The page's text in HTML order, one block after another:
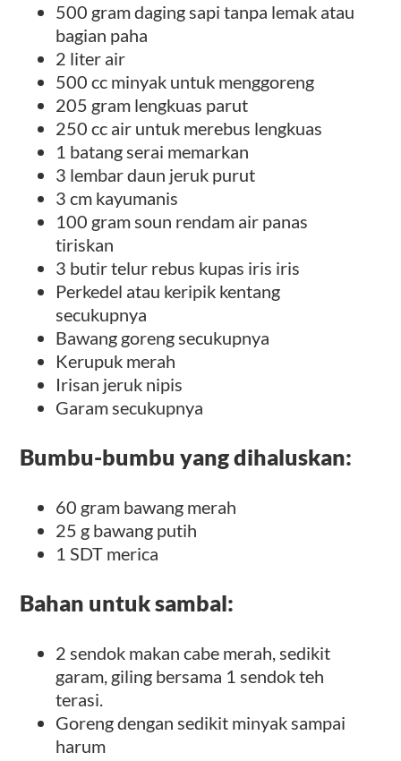
500 gram daging sapi tanpa lemak atau
bagian paha
2 liter air
500 cc minyak untuk menggoreng
205 gram lengkuas parut
250 cc air untuk merebus lengkuas
1 batang serai memarkan
3 lembar daun jeruk purut
3 cm kayumanis
100 gram soun rendam air panas
tiriskan
3 butir telur rebus kupas iris iris
Perkedel atau keripik kentang
secukupnya
Bawang goreng secukupnya
Kerupuk merah
Irisan jeruk nipis
Garam secukupnya
Bumbu-bumbu yang dihaluskan:
60 gram bawang merah
25 g bawang putih
1 SDT merica
Bahan untuk sambal:
2 sendok makan cabe merah, sedikit
garam, giling bersama 1 sendok teh
terasi.
Goreng dengan sedikit minyak sampai
harum